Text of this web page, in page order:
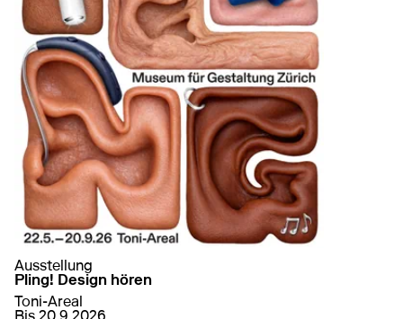
Ausstellung
Pling! Design hören
Toni-Areal
von22. Mai 2026